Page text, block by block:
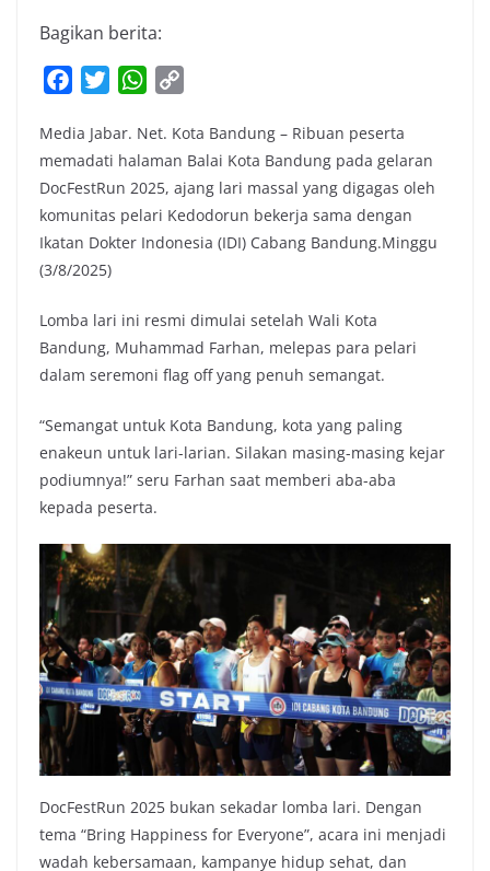
Bagikan berita:
c
e
b
o
o
k
i
t
t
e
r
W
a
t
s
A
p
p
y
L
i
n
Media Jabar. Net. Kota Bandung – Ribuan peserta
memadati halaman Balai Kota Bandung pada gelaran
DocFestRun 2025, ajang lari massal yang digagas oleh
komunitas pelari Kedodorun bekerja sama dengan
Ikatan Dokter Indonesia (IDI) Cabang Bandung.Minggu
(3/8/2025)
Lomba lari ini resmi dimulai setelah Wali Kota
Bandung, Muhammad Farhan, melepas para pelari
dalam seremoni flag off yang penuh semangat.
“Semangat untuk Kota Bandung, kota yang paling
enakeun untuk lari-larian. Silakan masing-masing kejar
podiumnya!” seru Farhan saat memberi aba-aba
kepada peserta.
DocFestRun 2025 bukan sekadar lomba lari. Dengan
tema “Bring Happiness for Everyone”, acara ini menjadi
wadah kebersamaan, kampanye hidup sehat, dan